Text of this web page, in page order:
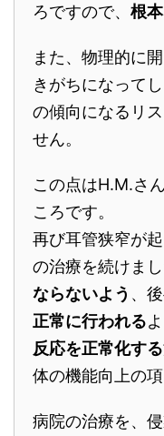
ろですので、 根
また、物理的に
きがちになって
の傾向になるリ
せん。
この点はH.M.さ
ころです。
再び耳管狭窄が
の治療を続けまし
ならないよう 、
正常に行われる
反応を正常化す
体の機能向上の
病院の治療を、